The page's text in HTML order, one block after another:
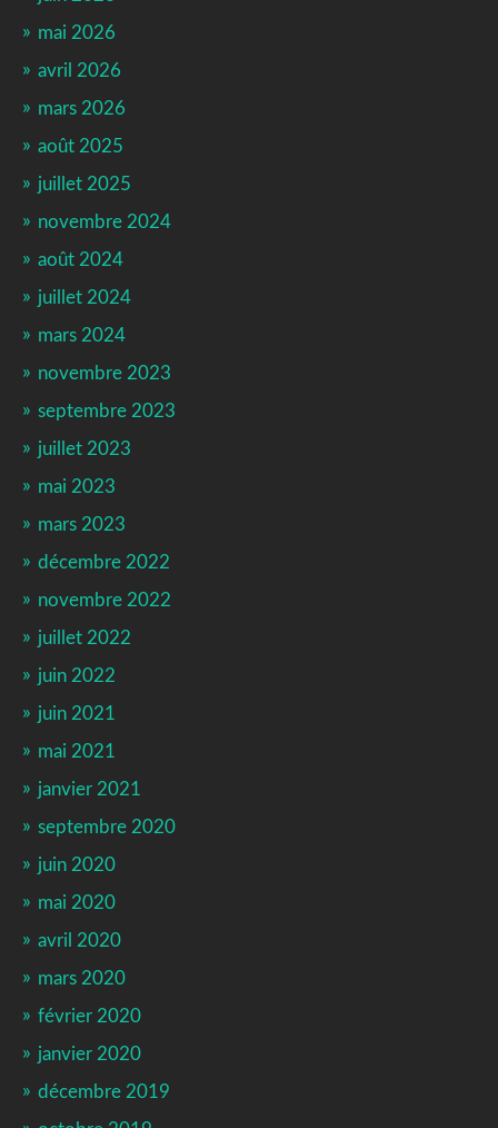
mai 2026
avril 2026
mars 2026
août 2025
juillet 2025
novembre 2024
août 2024
juillet 2024
mars 2024
novembre 2023
septembre 2023
juillet 2023
mai 2023
mars 2023
décembre 2022
novembre 2022
juillet 2022
juin 2022
juin 2021
mai 2021
janvier 2021
septembre 2020
juin 2020
mai 2020
avril 2020
mars 2020
février 2020
janvier 2020
décembre 2019